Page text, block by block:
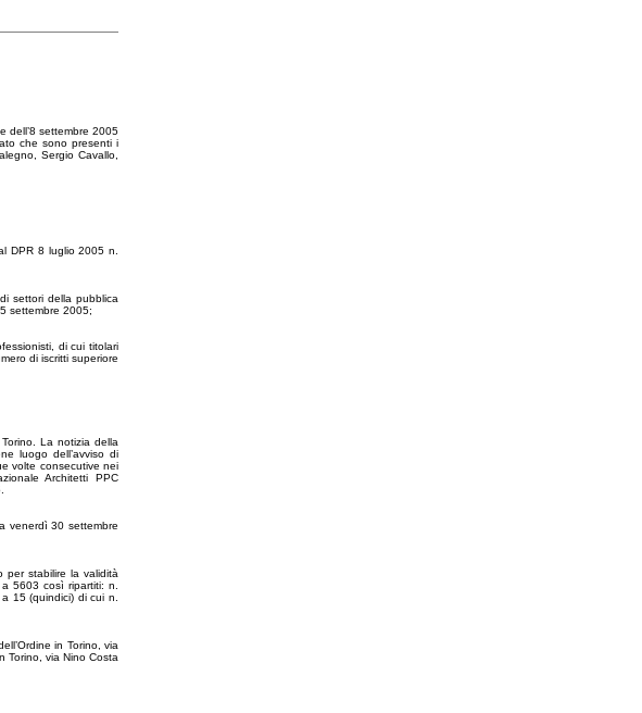
dell’8 settembre 2005
che sono presenti i
Sergio Cavallo,
DPR 8 luglio 2005 n.
settori della pubblica
settembre 2005;
di cui titolari
di iscritti superiore
La notizia della
luogo dell’avviso di
volte consecutive nei
Architetti PPC
venerdì 30 settembre
per stabilire la validità
5603 così ripartiti: n.
15 (quindici) di cui n.
in Torino, via
Torino, via Nino Costa